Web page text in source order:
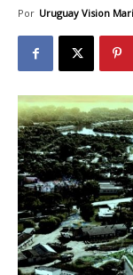
Por Uruguay Vision